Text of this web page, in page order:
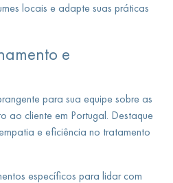
locais e adapte suas práticas
e
para sua equipe sobre as
ao cliente em Portugal. Destaque
e eficiência no tratamento
específicos para lidar com